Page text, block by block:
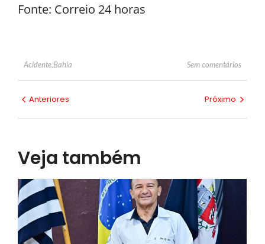
Fonte: Correio 24 horas
Acidente,Bahia Sem comentários
Anteriores Próximo
Veja também